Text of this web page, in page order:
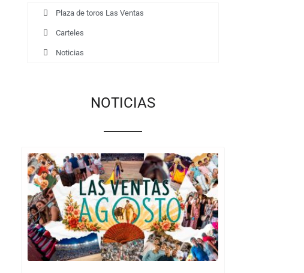
Plaza de toros Las Ventas
Carteles
Noticias
NOTICIAS